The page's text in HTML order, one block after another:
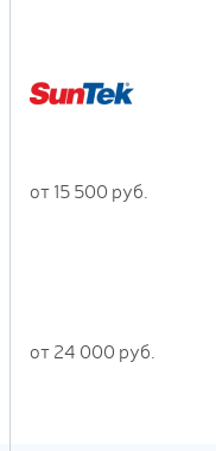
от15 500 руб.
от24 000 руб.